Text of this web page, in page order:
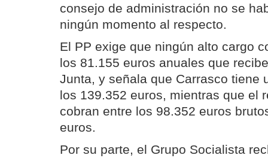
consejo de administración no se
ningún momento al respecto.
El PP exige que ningún alto cargo
los 81.155 euros anuales que
Junta, y señala que Carrasco tiene
los 139.352 euros, mientras que el
cobran entre los 98.352 euros
euros.
Por su parte, el Grupo Socialista